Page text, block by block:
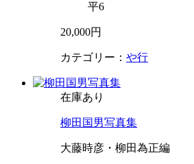
平6
20,000円
カテゴリー： や行
在庫あり
柳田国男写真集
大藤時彦・柳田為正編